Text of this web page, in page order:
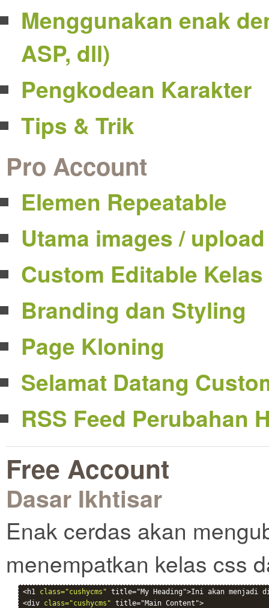
Menggunakan enak
ASP, dll)
Pengkodean Karakter
Tips & Trik
Pro Account
Elemen Repeatable
Utama images / upload
Custom Editable Kelas
Branding dan Styling
Page Kloning
Selamat Datang
RSS Feed Perubahan
Free Account
Dasar Ikhtisar
Enak cerdas akan
menempatkan kelas css
<h1 class="cushycms" title="My Heading">Ini akan menjadi
<div class="cushycms" title="Main Content">